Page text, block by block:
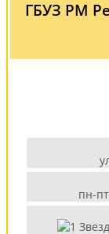
ГБУЗ РМ
пн-